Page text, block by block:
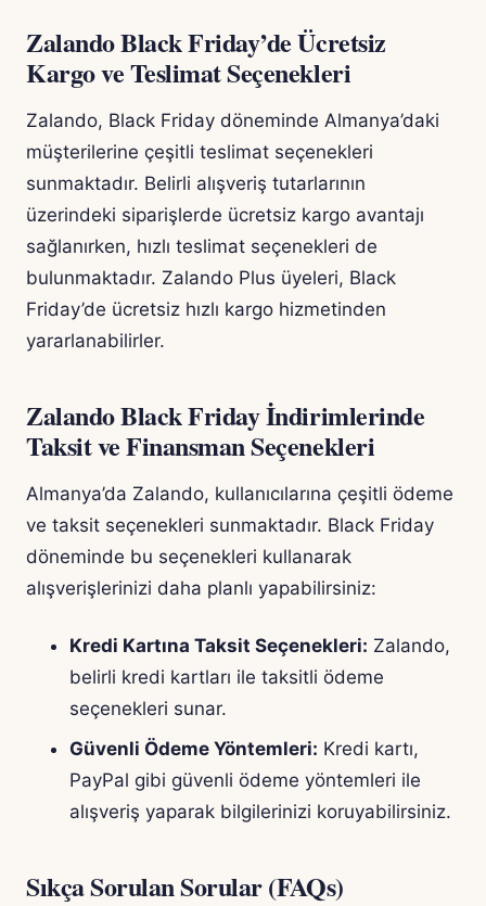
Zalando Black Friday’de Ücretsiz
Kargo ve Teslimat Seçenekleri
Zalando, Black Friday döneminde Almanya’daki
müşterilerine çeşitli teslimat seçenekleri
sunmaktadır. Belirli alışveriş tutarlarının
üzerindeki siparişlerde ücretsiz kargo avantajı
sağlanırken, hızlı teslimat seçenekleri de
bulunmaktadır. Zalando Plus üyeleri, Black
Friday’de ücretsiz hızlı kargo hizmetinden
yararlanabilirler.
Zalando Black Friday İndirimlerinde
Taksit ve Finansman Seçenekleri
Almanya’da Zalando, kullanıcılarına çeşitli ödeme
ve taksit seçenekleri sunmaktadır. Black Friday
döneminde bu seçenekleri kullanarak
alışverişlerinizi daha planlı yapabilirsiniz:
Kredi Kartına Taksit Seçenekleri: Zalando,
belirli kredi kartları ile taksitli ödeme
seçenekleri sunar.
Güvenli Ödeme Yöntemleri: Kredi kartı,
PayPal gibi güvenli ödeme yöntemleri ile
alışveriş yaparak bilgilerinizi koruyabilirsiniz.
Sıkça Sorulan Sorular (FAQs)